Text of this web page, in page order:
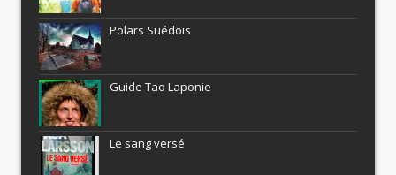
Polars Suédois
Guide Tao Laponie
Le sang versé